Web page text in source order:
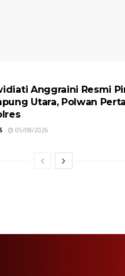
Anggraini Resmi
Utara, Polwan
05/08/2026